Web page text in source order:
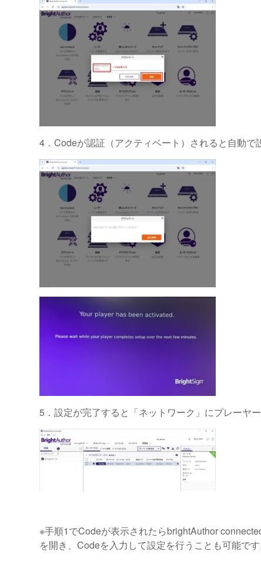
4．Codeが認証（アクティベート）されると自動で
5．設定が完了すると「ネットワーク」にプレーヤー
※手順1でCodeが表示されたらbrightAuthor
を開き、Codeを入力して設定を行うことも可能です